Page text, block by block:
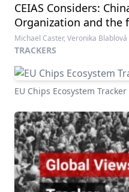
CEIAS Considers:
Organization and the
Michael Caster, Veronika
TRACKERS
EU Chips Ecosystem Tracker